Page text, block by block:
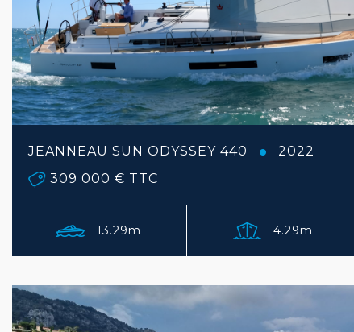
JEANNEAU SUN ODYSSEY 440
2022
309 000 € TTC
13.29m 4.29m